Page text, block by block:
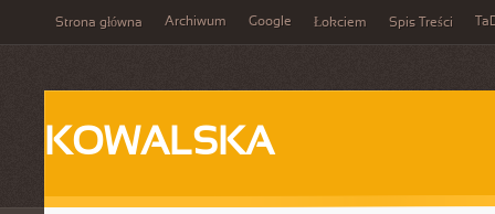
Strona główna Archiwum Google Łokciem Spis Treści
KOWALSKA